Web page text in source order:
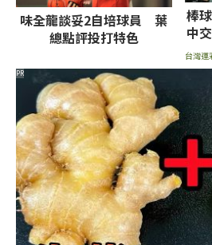
味全龍談妥2自培球員 葉
總點評投打特色
棒
中
台灣運
PR